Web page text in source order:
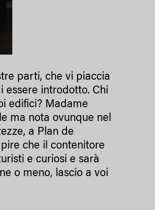
parti, che vi piaccia
essere introdotto. Chi
edifici? Madame
ma nota ovunque nel
a Plan de
che il contenitore
e curiosi e sarà
o meno, lascio a voi